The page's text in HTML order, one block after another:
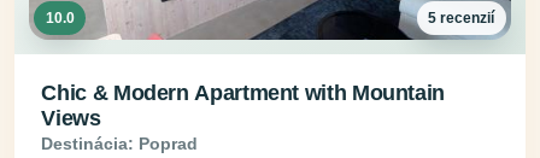
10.0 5 recenzií
Chic & Modern Apartment with Mountain
Views
Destinácia: Poprad